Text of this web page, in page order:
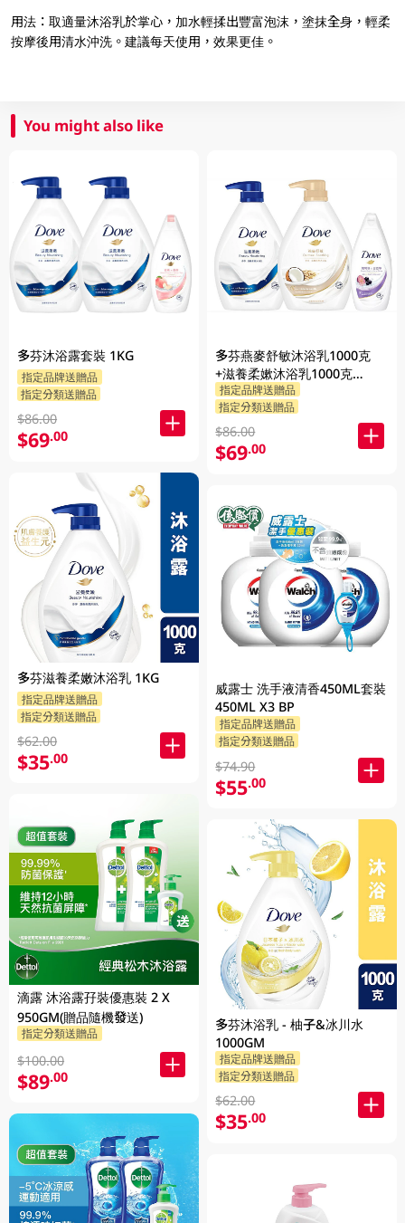
用法：取適量沐浴乳於掌心，加水輕揉出豐富泡沫，塗抹全身，輕柔
按摩後用清水沖洗。建議每天使用，效果更佳。
You might also like
多芬沐浴露套裝 1KG
指定品牌送贈品
指定分類送贈品
$86.00
$69.00
多芬滋養柔嫩沐浴乳 1KG
指定品牌送贈品
指定分類送贈品
$62.00
$35.00
滴露 沐浴露孖裝優惠裝 2 X
950GM(贈品隨機發送)
指定分類送贈品
$100.00
$89.00
多芬燕麥舒敏沐浴乳1000克
+滋養柔嫰沐浴乳1000克
+Dove沐浴乳200克 (隨機發送)
1PK
指定品牌送贈品
指定分類送贈品
$86.00
$69.00
威露士 洗手液清香450ML套裝
450ML X3 BP
指定品牌送贈品
指定分類送贈品
$74.90
$55.00
多芬沐浴乳 - 柚子&冰川水
1000GM
指定品牌送贈品
指定分類送贈品
$62.00
$35.00